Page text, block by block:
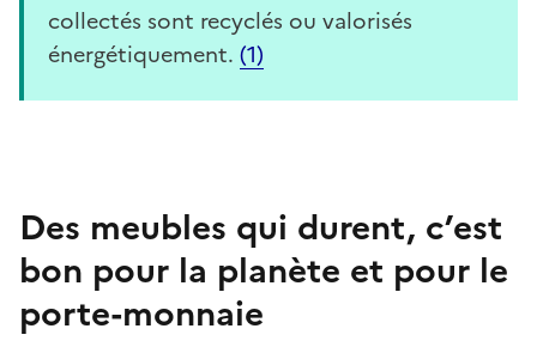
collectés sont recyclés ou valorisés
énergétiquement. (1)
Des meubles qui durent, c’est
bon pour la planète et pour le
porte-monnaie